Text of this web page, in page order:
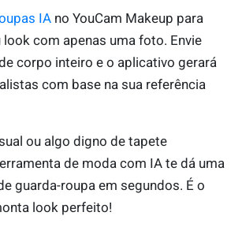
IA no YouCam Makeup para
com apenas uma foto. Envie
corpo inteiro e o aplicativo gerará
com base na sua referência
ou algo digno de tapete
de moda com IA te dá uma
guarda-roupa em segundos. É o
look perfeito!